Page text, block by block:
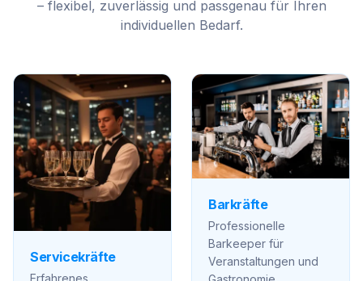
– flexibel, zuverlässig und passgenau für Ihren
individuellen Bedarf.
Servicekräfte
Erfahrenes
Barkräfte
Professionelle
Barkeeper für
Veranstaltungen und